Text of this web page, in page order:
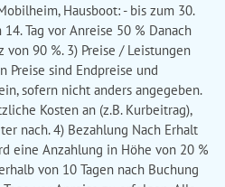
Hausboot: - bis zum 30.
Tag vor Anreise 50 % Danach
90 %. 3) Preise / Leistungen
Preise sind Endpreise und
sofern nicht anders angegeben.
Kosten an (z.B. Kurbeitrag),
nach. 4) Bezahlung Nach Erhalt
eine Anzahlung in Höhe von 20 %
von 10 Tagen nach Buchung